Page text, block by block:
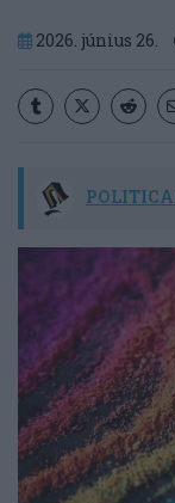
2026. június 26.